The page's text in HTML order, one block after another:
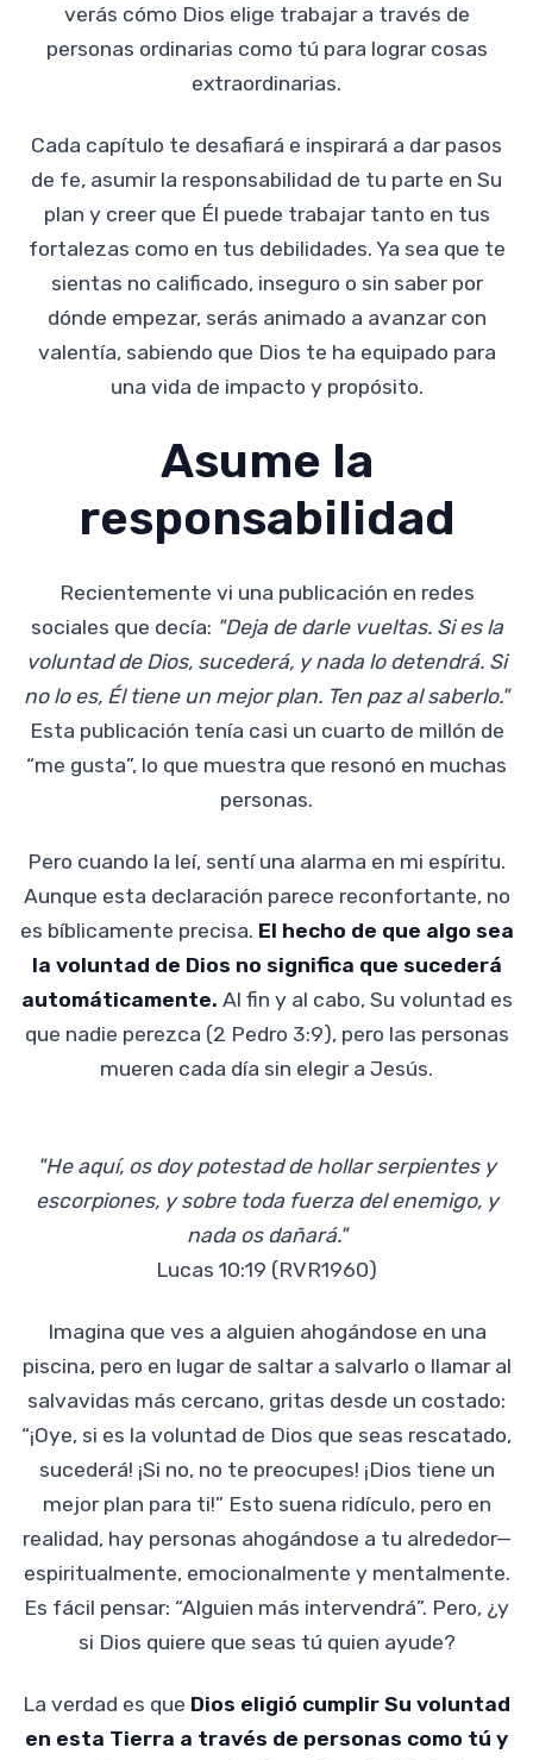
verás cómo Dios elige trabajar a través de
personas ordinarias como tú para lograr cosas
extraordinarias.
Cada capítulo te desafiará e inspirará a dar pasos
de fe, asumir la responsabilidad de tu parte en Su
plan y creer que Él puede trabajar tanto en tus
fortalezas como en tus debilidades. Ya sea que te
sientas no calificado, inseguro o sin saber por
dónde empezar, serás animado a avanzar con
valentía, sabiendo que Dios te ha equipado para
una vida de impacto y propósito.
Asume la
responsabilidad
Recientemente vi una publicación en redes
sociales que decía: "Deja de darle vueltas. Si es la
voluntad de Dios, sucederá, y nada lo detendrá. Si
no lo es, Él tiene un mejor plan. Ten paz al saberlo."
Esta publicación tenía casi un cuarto de millón de
“me gusta”, lo que muestra que resonó en muchas
personas.
Pero cuando la leí, sentí una alarma en mi espíritu.
Aunque esta declaración parece reconfortante, no
es bíblicamente precisa. El hecho de que algo sea
la voluntad de Dios no significa que sucederá
automáticamente. Al fin y al cabo, Su voluntad es
que nadie perezca (2 Pedro 3:9), pero las personas
mueren cada día sin elegir a Jesús.
"He aquí, os doy potestad de hollar serpientes y
escorpiones, y sobre toda fuerza del enemigo, y
nada os dañará."
Lucas 10:19 (RVR1960)
Imagina que ves a alguien ahogándose en una
piscina, pero en lugar de saltar a salvarlo o llamar al
salvavidas más cercano, gritas desde un costado:
“¡Oye, si es la voluntad de Dios que seas rescatado,
sucederá! ¡Si no, no te preocupes! ¡Dios tiene un
mejor plan para ti!” Esto suena ridículo, pero en
realidad, hay personas ahogándose a tu alrededor—
espiritualmente, emocionalmente y mentalmente.
Es fácil pensar: “Alguien más intervendrá”. Pero, ¿y
si Dios quiere que seas tú quien ayude?
La verdad es que Dios eligió cumplir Su voluntad
en esta Tierra a través de personas como tú y